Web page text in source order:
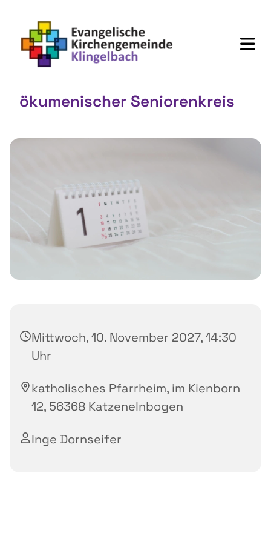
ökumenischer Seniorenkreis
Mittwoch, 10. November 2027, 14:30
Uhr
katholisches Pfarrheim, im Kienborn
12, 56368 Katzenelnbogen
Inge Dornseifer